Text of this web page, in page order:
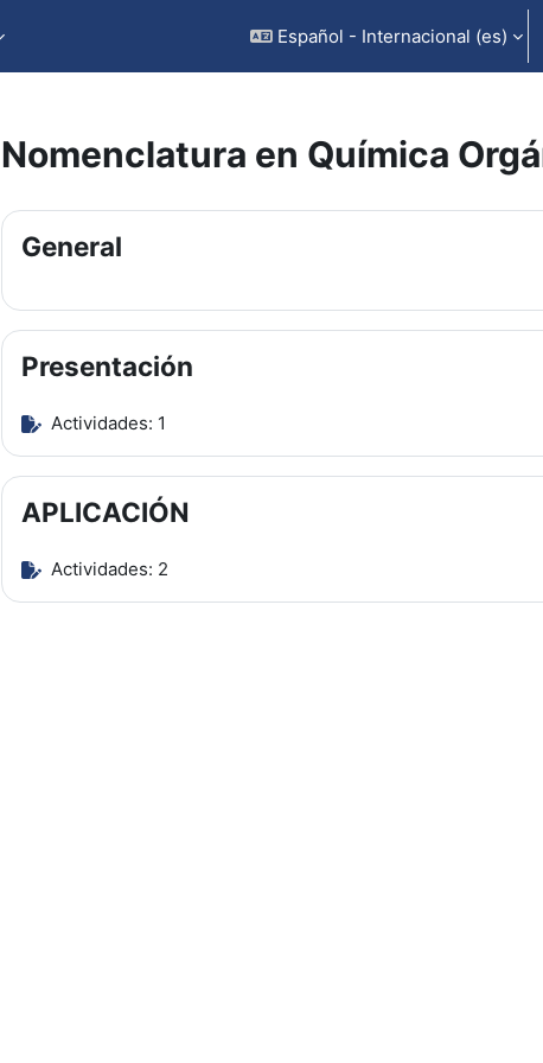
Español - Internacional ‎(es)‎
Nomenclatura en Química
Perfilado de sección
General
Presentación
Actividades: 1
APLICACIÓN
Actividades: 2